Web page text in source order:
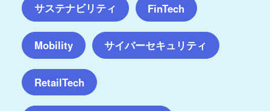
サステナビリティ FinTech
Mobility サイバーセキュリティ
RetailTech